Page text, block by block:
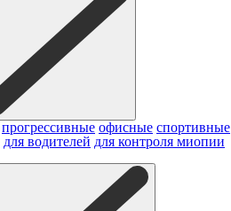
прогрессивные офисные спортивные
для водителей для контроля миопии